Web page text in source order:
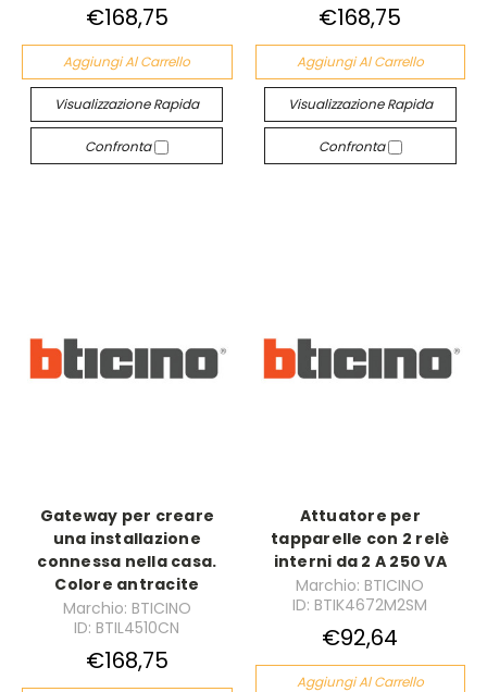
€168,75
Aggiungi Al Carrello
Visualizzazione Rapida
Confronta
€168,75
Aggiungi Al Carrello
Visualizzazione Rapida
Confronta
Gateway per creare
una installazione
connessa nella casa.
Colore antracite
Marchio: BTICINO
ID: BTIL4510CN
€168,75
Attuatore per
tapparelle con 2 relè
interni da 2 A 250 VA
Marchio: BTICINO
ID: BTIK4672M2SM
€92,64
Aggiungi Al Carrello